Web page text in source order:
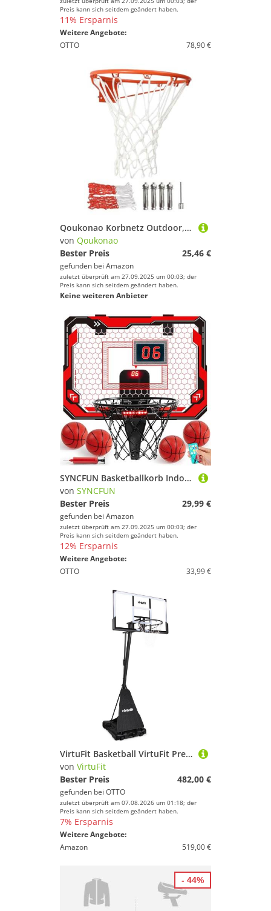
Preis kann sich seitdem geändert haben.
11% Ersparnis
Weitere Angebote:
OTTO
78,90 €
Qoukonao Korbnetz Outdoor,Wetterfeste Basketballkorb Netzersatz - Trainingszubehör Für Fitnessstudio Garage Schule Camp
von Qoukonao
Bester Preis
25,46 €
gefunden bei Amazon
zuletzt überprüft am 27.09.2025 um 00:03; der
Preis kann sich seitdem geändert haben.
Keine weiteren Anbieter
SYNCFUN Basketballkorb Indoor Kinder,Mini Basketballkorb Kinder mit Elektronische Anzeigetafel 4 Ball,Basketballbrett Wandmontage fürs Zimmer Basketballspielzeug für Jungen und Mädchen ab 3 Jahren
von SYNCFUN
Bester Preis
29,99 €
gefunden bei Amazon
zuletzt überprüft am 27.09.2025 um 00:03; der
Preis kann sich seitdem geändert haben.
12% Ersparnis
Weitere Angebote:
OTTO
33,99 €
VirtuFit Basketball VirtuFit Premium verstellbarer Basketballkorb 245 bis 305 cm
von VirtuFit
Bester Preis
482,00 €
gefunden bei OTTO
zuletzt überprüft am 07.08.2026 um 01:18; der
Preis kann sich seitdem geändert haben.
7% Ersparnis
Weitere Angebote:
Amazon
519,00 €
- 44%